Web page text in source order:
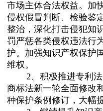
市场主体合法权益。加
侵权假冒判断、检验鉴
整治，深化打击侵犯知
罚严惩各类侵权违法行
护。加强知识产权保护
维权。
2、积极推进专利
商标法新一轮全面修改
种保护条例修订，大幅